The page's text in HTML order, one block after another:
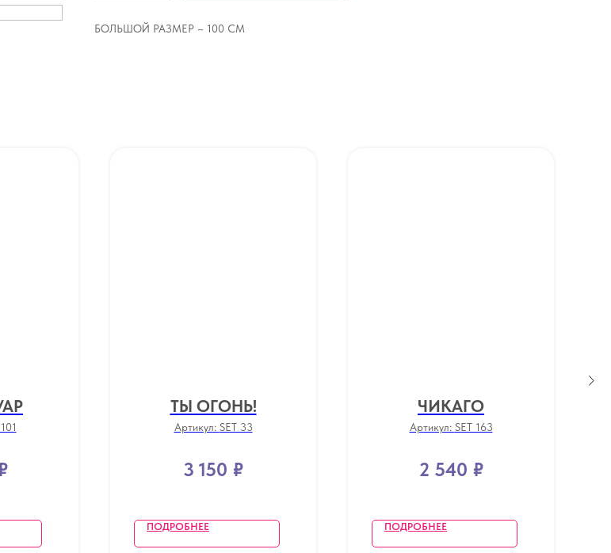
БОЛЬШОЙ РАЗМЕР – 100 СМ
ТЫ ОГОНЬ!
Артикул: SET 33
3 150 ₽
ПОДРОБНЕЕ
ЧИКАГО
Артикул: SET 163
2 540 ₽
ПОДРОБНЕЕ